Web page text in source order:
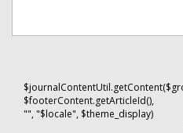
$footerContent.getArticleId(),
"", "$locale", $theme_display)